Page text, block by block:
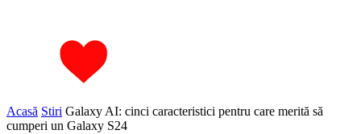
Acasă Stiri Galaxy AI: cinci caracteristici pentru care merită să
cumperi un Galaxy S24